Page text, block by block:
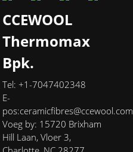
CCEWOOL
Thermomax
Bpk.
Tel: +1-7047402348
E-
pos:ceramicfibres@ccewool.com
Voeg by: 15720 Brixham
Hill Laan, Vloer 3,